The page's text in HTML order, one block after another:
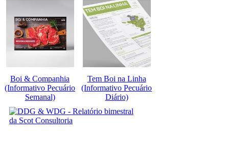
Boi & Companhia
(Informativo Pecuário
Semanal)
Tem Boi na Linha
(Informativo Pecuário
Diário)